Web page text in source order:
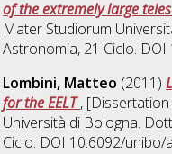
of the extremely large
Mater Studiorum
Astronomia, 21 Ciclo.
Lombini, Matteo (2011)
for the EELT,
Università di Bologna.
Ciclo. DOI 10.6092/